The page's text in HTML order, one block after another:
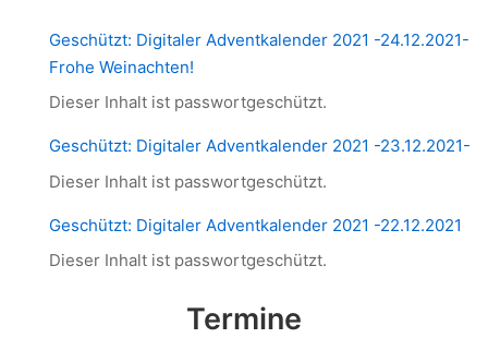
Geschützt: Digitaler Adventkalender 2021 -24.12.2021-
Frohe Weinachten!
Dieser Inhalt ist passwortgeschützt.
Geschützt: Digitaler Adventkalender 2021 -23.12.2021-
Dieser Inhalt ist passwortgeschützt.
Geschützt: Digitaler Adventkalender 2021 -22.12.2021
Dieser Inhalt ist passwortgeschützt.
Termine